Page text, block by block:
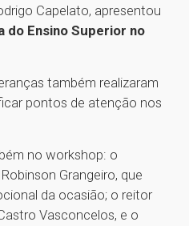
Capelato, apresentou
do Ensino Superior no
também realizaram
pontos de atenção nos
no workshop: o
Grangeiro, que
da ocasião; o reitor
Vasconcelos, e o